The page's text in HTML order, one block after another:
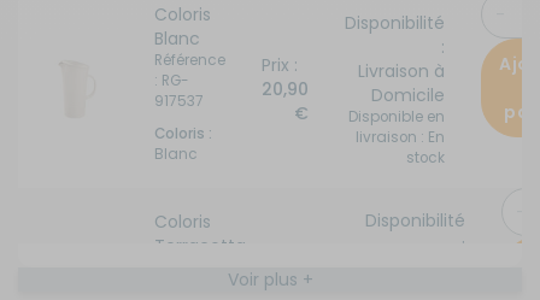
Coloris
Blanc
Référence
: RG-
917537
Coloris :
Blanc
Prix :
20,90
€
Disponibilité
:
Livraison à
Domicile
Disponible en
livraison : En
stock
Coloris
Terracotta
RG-917557
20,90
Disponibilité
:
Voir plus +